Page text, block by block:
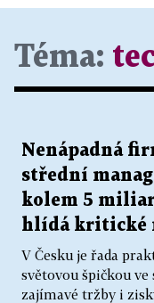
Téma:
Nenápadná
střední
kolem 5
hlídá kritické
V Česku je řada
světovou špičkou
zajímavé tržby i